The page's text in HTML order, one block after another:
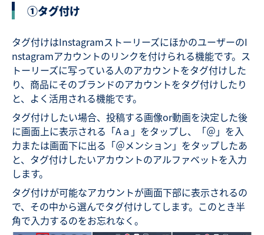
①タグ付け
タグ付けはInstagramストーリーズにほかのユーザーのI
nstagramアカウントのリンクを付けられる機能です。ス
トーリーズに写っている人のアカウントをタグ付けした
り、商品にそのブランドのアカウントをタグ付けしたり
と、よく活用される機能です。
タグ付けしたい場合、投稿する画像or動画を決定した後
に画面上に表示される「Aａ」をタップし、「＠」を入
力または画面下に出る「＠メンション」をタップしたあ
と、タグ付けしたいアカウントのアルファベットを入力
します。
タグ付けが可能なアカウントが画面下部に表示されるの
で、その中から選んでタグ付けしてします。このとき半
角で入力するのをお忘れなく。